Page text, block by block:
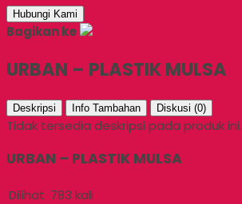
Hubungi Kami
Bagikan ke
URBAN – PLASTIK MULSA
Deskripsi Info Tambahan Diskusi (0)
Tidak tersedia deskripsi pada produk ini.
URBAN – PLASTIK MULSA
Dilihat 783 kali